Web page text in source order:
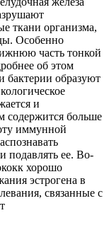
ткани организма,
Особенно
часть тонкой
об этом
бактерии образуют
и
содержится больше
иммунной
подавлять ее. Во-
хорошо
эстрогена в
связанные с